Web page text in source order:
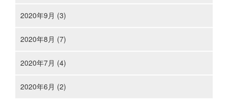
2020年9月 (3)
2020年8月 (7)
2020年7月 (4)
2020年6月 (2)